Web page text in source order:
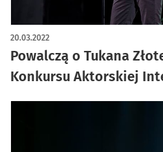
Powalczą o Tukana
Konkursu Aktorskiej
20.03.2022